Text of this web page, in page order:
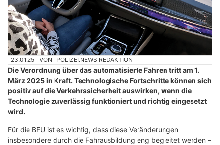
23.01.25 VON POLIZEI.NEWS REDAKTION
Die Verordnung über das automatisierte Fahren tritt am 1.
März 2025 in Kraft. Technologische Fortschritte können sich
positiv auf die Verkehrssicherheit auswirken, wenn die
Technologie zuverlässig funktioniert und richtig eingesetzt
wird.
Für die BFU ist es wichtig, dass diese Veränderungen
insbesondere durch die Fahrausbildung eng begleitet werden –